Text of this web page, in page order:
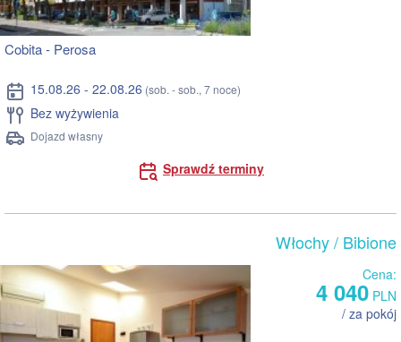
Cobita - Perosa
15.08.26 - 22.08.26 (sob. - sob., 7 noce)
Bez wyżywienia
Dojazd własny
Sprawdź terminy
Włochy/ Bibione
Cena:
4 040 PLN
/ za pokój